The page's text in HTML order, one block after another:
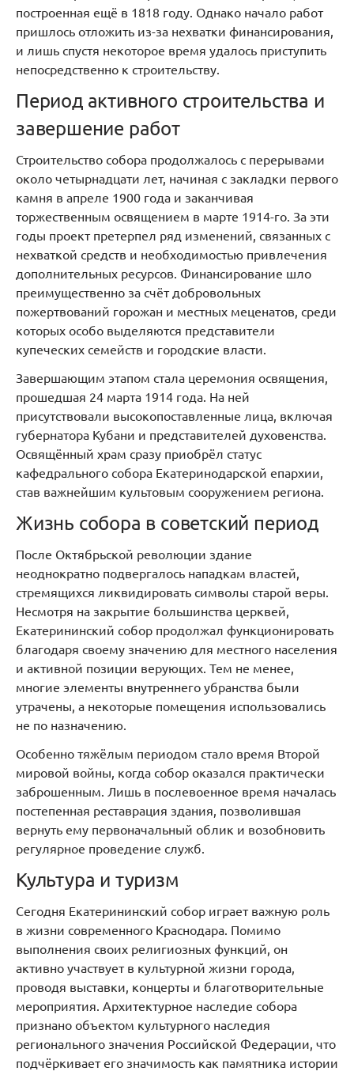
построенная ещё в 1818 году. Однако начало работ
пришлось отложить из-за нехватки финансирования,
и лишь спустя некоторое время удалось приступить
непосредственно к строительству.
Период активного строительства и
завершение работ
Строительство собора продолжалось с перерывами
около четырнадцати лет, начиная с закладки первого
камня в апреле 1900 года и заканчивая
торжественным освящением в марте 1914-го. За эти
годы проект претерпел ряд изменений, связанных с
нехваткой средств и необходимостью привлечения
дополнительных ресурсов. Финансирование шло
преимущественно за счёт добровольных
пожертвований горожан и местных меценатов, среди
которых особо выделяются представители
купеческих семейств и городские власти.
Завершающим этапом стала церемония освящения,
прошедшая 24 марта 1914 года. На ней
присутствовали высокопоставленные лица, включая
губернатора Кубани и представителей духовенства.
Освящённый храм сразу приобрёл статус
кафедрального собора Екатеринодарской епархии,
став важнейшим культовым сооружением региона.
Жизнь собора в советский период
После Октябрьской революции здание
неоднократно подвергалось нападкам властей,
стремящихся ликвидировать символы старой веры.
Несмотря на закрытие большинства церквей,
Екатерининский собор продолжал функционировать
благодаря своему значению для местного населения
и активной позиции верующих. Тем не менее,
многие элементы внутреннего убранства были
утрачены, а некоторые помещения использовались
не по назначению.
Особенно тяжёлым периодом стало время Второй
мировой войны, когда собор оказался практически
заброшенным. Лишь в послевоенное время началась
постепенная реставрация здания, позволившая
вернуть ему первоначальный облик и возобновить
регулярное проведение служб.
Культура и туризм
Сегодня Екатерининский собор играет важную роль
в жизни современного Краснодара. Помимо
выполнения своих религиозных функций, он
активно участвует в культурной жизни города,
проводя выставки, концерты и благотворительные
мероприятия. Архитектурное наследие собора
признано объектом культурного наследия
регионального значения Российской Федерации, что
подчёркивает его значимость как памятника истории